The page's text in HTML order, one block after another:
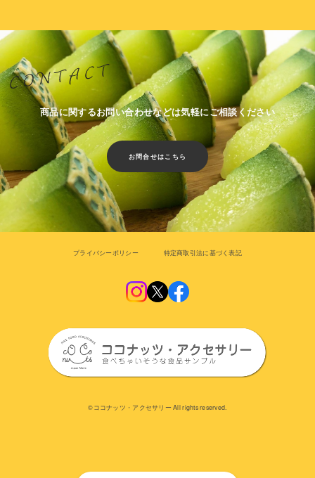
商品に関するお問い合わせなどは気軽にご相談ください
お問合せはこちら
プライバシーポリシー 特定商取引法に基づく表記
©︎ココナッツ・アクセサリー All rights reserved.